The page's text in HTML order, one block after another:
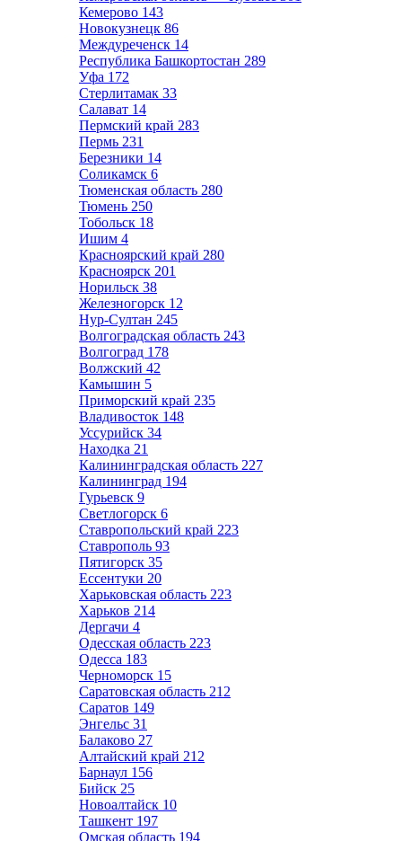
Кемерово 143
Новокузнецк 86
Междуреченск 14
Республика Башкортостан 289
Уфа 172
Стерлитамак 33
Салават 14
Пермский край 283
Пермь 231
Березники 14
Соликамск 6
Тюменская область 280
Тюмень 250
Тобольск 18
Ишим 4
Красноярский край 280
Красноярск 201
Норильск 38
Железногорск 12
Нур-Султан 245
Волгоградская область 243
Волгоград 178
Волжский 42
Камышин 5
Приморский край 235
Владивосток 148
Уссурийск 34
Находка 21
Калининградская область 227
Калининград 194
Гурьевск 9
Светлогорск 6
Ставропольский край 223
Ставрополь 93
Пятигорск 35
Ессентуки 20
Харьковская область 223
Харьков 214
Дергачи 4
Одесская область 223
Одесса 183
Черноморск 15
Саратовская область 212
Саратов 149
Энгельс 31
Балаково 27
Алтайский край 212
Барнаул 156
Бийск 25
Новоалтайск 10
Ташкент 197
Омская область 194